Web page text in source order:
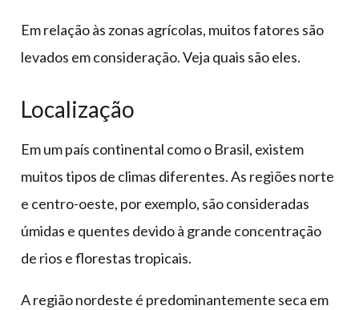
Em relação às zonas agrícolas, muitos fatores são
levados em consideração. Veja quais são eles.
Localização
Em um país continental como o Brasil, existem
muitos tipos de climas diferentes. As regiões norte
e centro-oeste, por exemplo, são consideradas
úmidas e quentes devido à grande concentração
de rios e florestas tropicais.
A região nordeste é predominantemente seca em